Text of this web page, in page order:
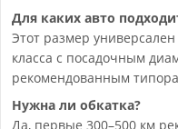
Для каких авто
Этот размер
класса с посадочным
рекомендованным
Нужна ли обкатка?
Да, первые 300–500 км